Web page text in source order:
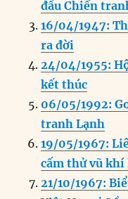
o
k
n
đầu Chiến
16/04/1947:
ra đời
24/04/1955:
kết thúc
06/05/1992:
tranh Lạnh
19/05/1967:
cấm thử vũ
21/10/1967: